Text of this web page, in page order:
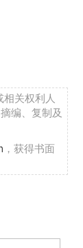
关权利人
编、复制及
，获得书面